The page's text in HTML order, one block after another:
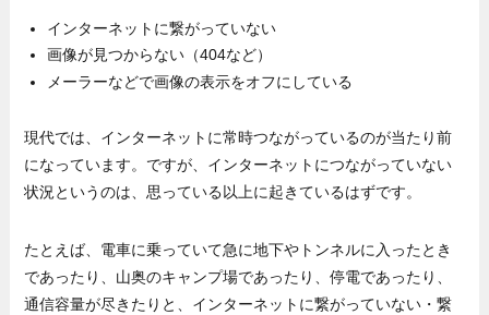
インターネットに繋がっていない
画像が見つからない（404など）
メーラーなどで画像の表示をオフにしている
現代では、インターネットに常時つながっているのが当たり前
になっています。ですが、インターネットにつながっていない
状況というのは、思っている以上に起きているはずです。
たとえば、電車に乗っていて急に地下やトンネルに入ったとき
であったり、山奥のキャンプ場であったり、停電であったり、
通信容量が尽きたりと、インターネットに繋がっていない・繋